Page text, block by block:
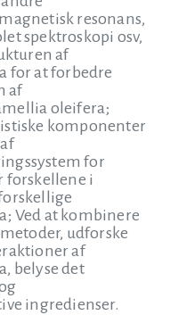
resonans,
spektroskopi osv,
af
for at forbedre
af
oleifera;
komponenter
for
forskellene i
Ved at kombinere
udforske
af
belyse det
ingredienser.